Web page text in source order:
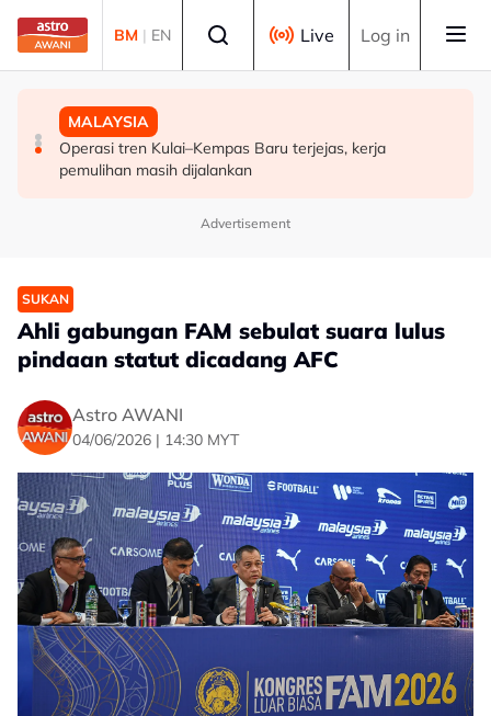
Skip to main content
BM | EN Live Log in
MALAYSIA
FMBA sambut baik arahan PM percepat kelulusan
pekerja asing sektor restoran
POLITIK
'Siapa akan pergi, siapa diperintah pergi? Tunggu dan
lihat'- Zahid
MALAYSIA
Operasi tren Kulai–Kempas Baru terjejas, kerja
pemulihan masih dijalankan
Advertisement
SUKAN
Ahli gabungan FAM sebulat suara lulus
pindaan statut dicadang AFC
Astro AWANI
04/06/2026 | 14:30 MYT